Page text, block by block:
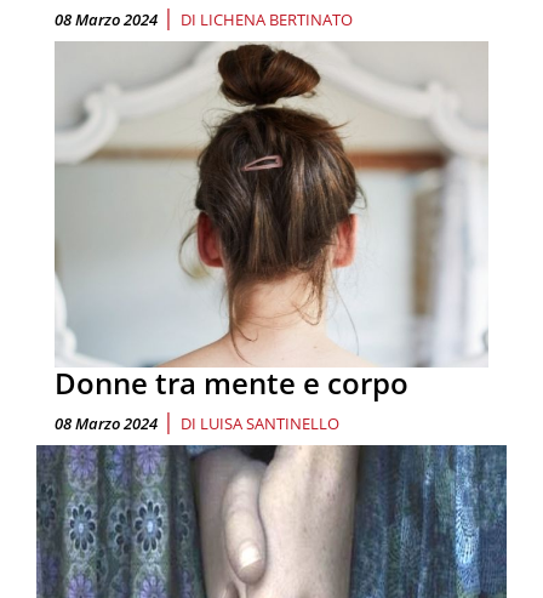
08 Marzo 2024 | DI LICHENA BERTINATO
Donne tra mente e corpo
08 Marzo 2024 | DI LUISA SANTINELLO